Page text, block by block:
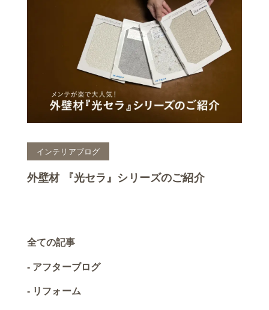
インテリアブログ
外壁材 『光セラ』シリーズのご紹介
全ての記事
アフターブログ
リフォーム